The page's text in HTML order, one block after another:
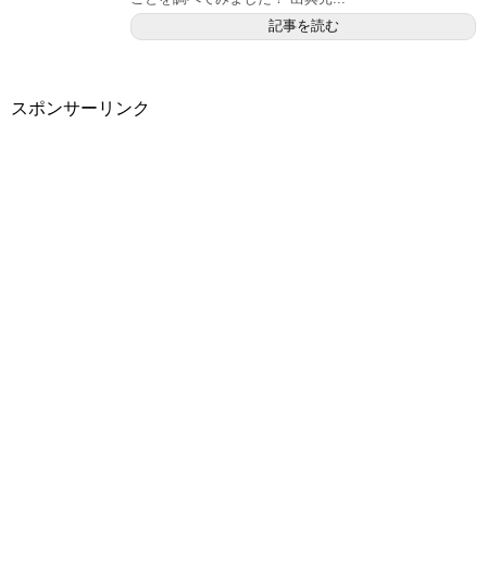
記事を読む
スポンサーリンク